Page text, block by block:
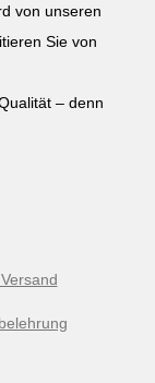
von unseren
Sie von
– denn